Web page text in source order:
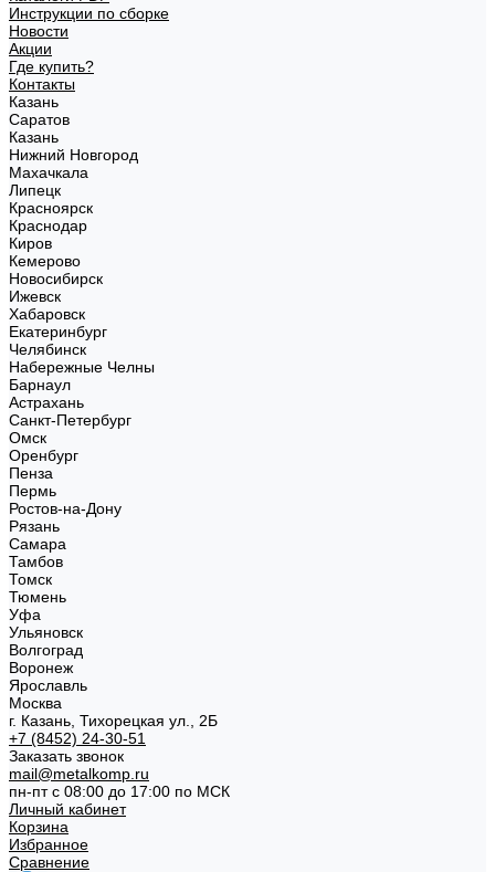
Инструкции по сборке
Новости
Акции
Где купить?
Контакты
Казань
Саратов
Казань
Нижний Новгород
Махачкала
Липецк
Красноярск
Краснодар
Киров
Кемерово
Новосибирск
Ижевск
Хабаровск
Екатеринбург
Челябинск
Набережные Челны
Барнаул
Астрахань
Санкт-Петербург
Омск
Оренбург
Пенза
Пермь
Ростов-на-Дону
Рязань
Самара
Тамбов
Томск
Тюмень
Уфа
Ульяновск
Волгоград
Воронеж
Ярославль
Москва
г. Казань, Тихорецкая ул., 2Б
+7 (8452) 24-30-51
Заказать звонок
mail@metalkomp.ru
пн-пт с 08:00 до 17:00 по МСК
Личный кабинет
Корзина
Избранное
Сравнение